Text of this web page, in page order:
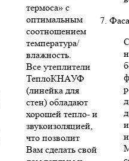
термоса» с
оптимальным
соотношением
температура/
влажность.
Все утеплители
ТеплоКНАУФ
(линейка для
стен) обладают
хорошей тепло- и
звукоизоляцией,
что позволит
Вам сделать свой
7.